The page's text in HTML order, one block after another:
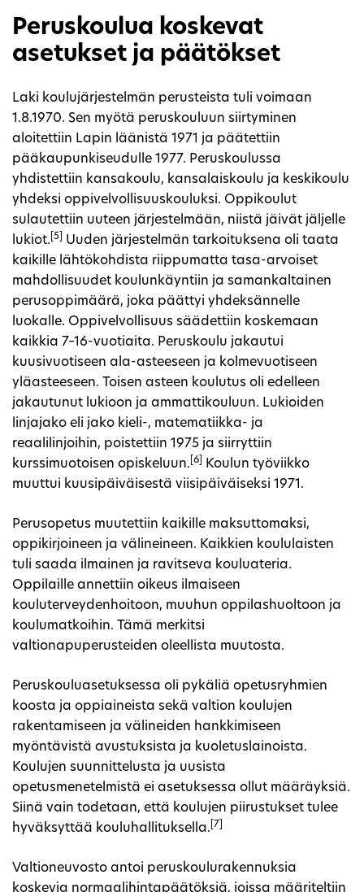
Peruskoulua koskevat
asetukset ja päätökset
Laki koulujärjestelmän perusteista tuli voimaan
1.8.1970. Sen myötä peruskouluun siirtyminen
aloitettiin Lapin läänistä 1971 ja päätettiin
pääkaupunkiseudulle 1977. Peruskoulussa
yhdistettiin kansakoulu, kansalaiskoulu ja keskikoulu
yhdeksi oppivelvollisuuskouluksi. Oppikoulut
sulautettiin uuteen järjestelmään, niistä jäivät jäljelle
lukiot. [5]
Uuden järjestelmän tarkoituksena oli taata
kaikille lähtökohdista riippumatta tasa-arvoiset
mahdollisuudet koulunkäyntiin ja samankaltainen
perusoppimäärä, joka päättyi yhdeksännelle
luokalle. Oppivelvollisuus säädettiin koskemaan
kaikkia 7–16-vuotiaita. Peruskoulu jakautui
kuusivuotiseen ala-asteeseen ja kolmevuotiseen
yläasteeseen. Toisen asteen koulutus oli edelleen
jakautunut lukioon ja ammattikouluun. Lukioiden
linjajako eli jako kieli-, matematiikka- ja
reaalilinjoihin, poistettiin 1975 ja siirryttiin
kurssimuotoisen opiskeluun. [6]
Koulun työviikko
muuttui kuusipäiväisestä viisipäiväiseksi 1971.
Perusopetus muutettiin kaikille maksuttomaksi,
oppikirjoineen ja välineineen. Kaikkien koululaisten
tuli saada ilmainen ja ravitseva kouluateria.
Oppilaille annettiin oikeus ilmaiseen
kouluterveydenhoitoon, muuhun oppilashuoltoon ja
koulumatkoihin. Tämä merkitsi
valtionapuperusteiden oleellista muutosta.
Peruskouluasetuksessa oli pykäliä opetusryhmien
koosta ja oppiaineista sekä valtion koulujen
rakentamiseen ja välineiden hankkimiseen
myöntävistä avustuksista ja kuoletuslainoista.
Koulujen suunnittelusta ja uusista
opetusmenetelmistä ei asetuksessa ollut määräyksiä.
Siinä vain todetaan, että koulujen piirustukset tulee
hyväksyttää kouluhallituksella. [7]
Valtioneuvosto antoi peruskoulurakennuksia
koskevia normaalihintapäätöksiä, joissa määriteltiin